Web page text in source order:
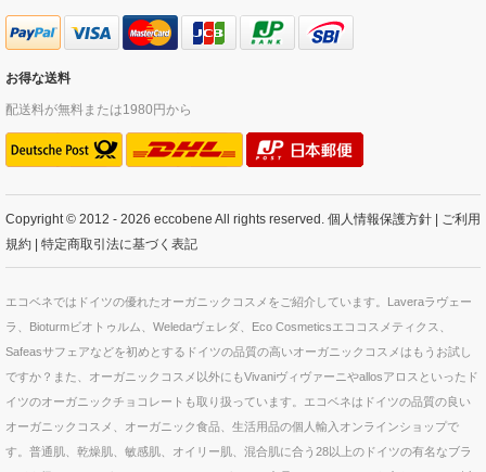
お得な送料
配送料が無料または1980円から
Copyright © 2012 - 2026 eccobene All rights reserved. 個人情報保護方針 | ご利用
規約 | 特定商取引法に基づく表記
エコベネではドイツの優れたオーガニックコスメをご紹介しています。Laveraラヴェー
ラ、Bioturmビオトゥルム、Weledaヴェレダ、Eco Cosmeticsエココスメティクス、
Safeasサフェアなどを初めとするドイツの品質の高いオーガニックコスメはもうお試し
ですか？また、オーガニックコスメ以外にもVivaniヴィヴァーニやallosアロスといったド
イツのオーガニックチョコレートも取り扱っています。エコベネはドイツの品質の良い
オーガニックコスメ、オーガニック食品、生活用品の個人輸入オンラインショップで
す。普通肌、乾燥肌、敏感肌、オイリー肌、混合肌に合う28以上のドイツの有名なブラ